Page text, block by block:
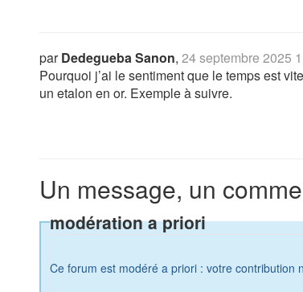
parDedegueba Sanon, 24 septembre 2025
Pourquoi j’ai le sentiment que le temps est
un etalon en or. Exemple à suivre.
Un message, un
modération a priori
Ce forum est modéré a priori : votre contribution